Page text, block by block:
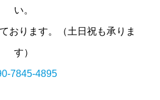
い。
おります。（土日祝も承りま
す）
7845-4895